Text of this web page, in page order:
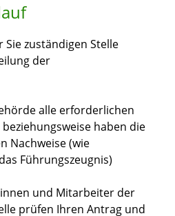
zuständigen Stelle
der
alle erforderlichen
haben die
Nachweise (wie
Führungszeugnis)
und Mitarbeiter der
prüfen Ihren Antrag und